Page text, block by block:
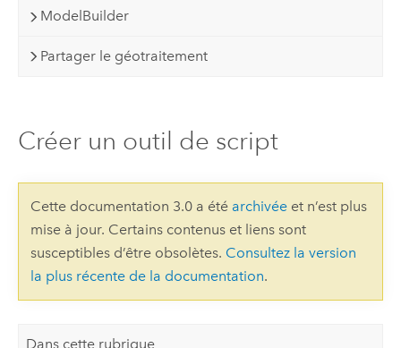
ModelBuilder
Partager le géotraitement
Créer un outil de script
Cette documentation 3.0 a été archivéeet n’est plus
mise à jour. Certains contenus et liens sont
susceptibles d’être obsolètes. Consultez la version
la plus récente de la documentation.
Dans cette rubrique